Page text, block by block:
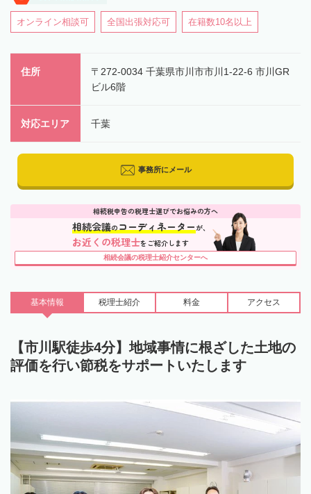
オンライン相談可 全国出張対応可 在籍数10名以上
住所
〒272-0034 千葉県市川市市川1-22-6 市川GR
ビル6階
対応エリア 千葉
事務所にメール
相続税申告の税理士選びでお悩みの方へ
相続会議のコーディネーターが、
お近くの税理士をご紹介します
相続会議の税理士紹介センターへ
基本情報 税理士紹介 料金 アクセス
【市川駅徒歩4分】地域事情に根ざした土地の
評価を行い節税をサポートいたします